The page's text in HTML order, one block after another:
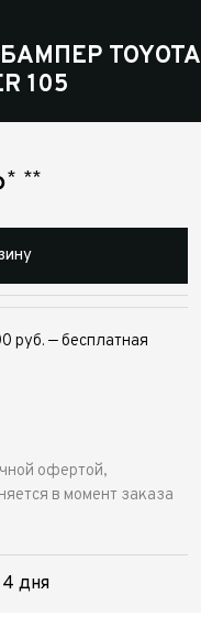
TOYOTA
105
* **
руб. — бесплатная
офертой,
в момент заказа
4 дня